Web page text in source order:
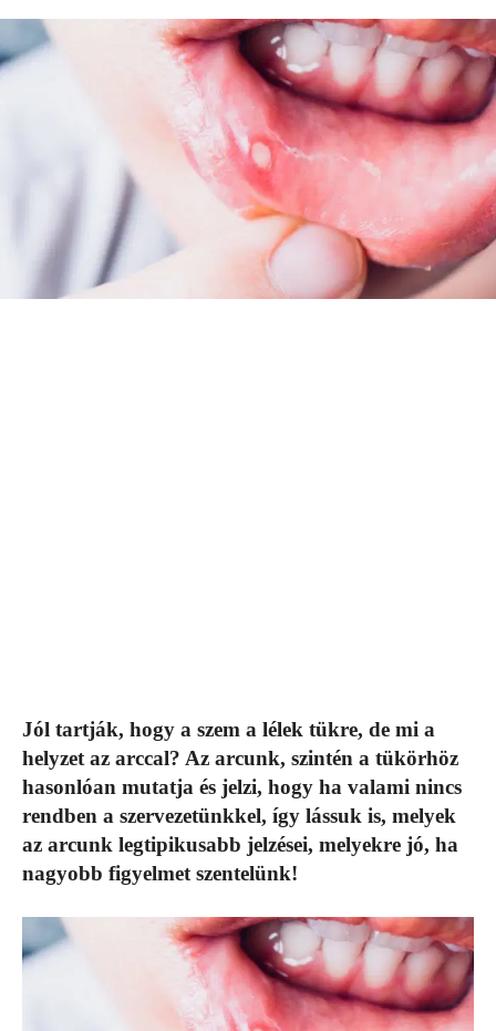
Jól tartják, hogy a szem a lélek tükre, de mi a
helyzet az arccal? Az arcunk, szintén a tükörhöz
hasonlóan mutatja és jelzi, hogy ha valami nincs
rendben a szervezetünkkel, így lássuk is, melyek
az arcunk legtipikusabb jelzései, melyekre jó, ha
nagyobb figyelmet szentelünk!